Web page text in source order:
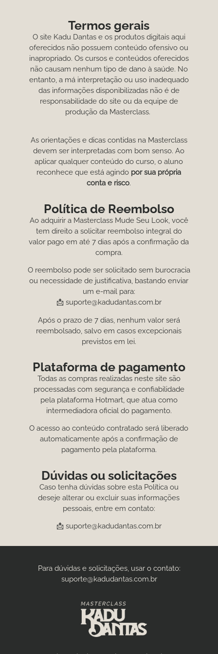
Termos gerais
O site Kadu Dantas e os produtos digitais aqui
oferecidos não possuem conteúdo ofensivo ou
inapropriado. Os cursos e conteúdos oferecidos
não causam nenhum tipo de dano à saúde. No
entanto, a má interpretação ou uso inadequado
das informações disponibilizadas não é de
responsabilidade do site ou da equipe de
produção da Masterclass.
As orientações e dicas contidas na Masterclass
devem ser interpretadas com bom senso. Ao
aplicar qualquer conteúdo do curso, o aluno
reconhece que está agindo por sua própria
conta e risco.
Política de Reembolso
Ao adquirir a Masterclass Mude Seu Look, você
tem direito a solicitar reembolso integral do
valor pago em até 7 dias após a confirmação da
compra.
O reembolso pode ser solicitado sem burocracia
ou necessidade de justificativa, bastando enviar
um e-mail para:
📩 suporte@kadudantas.com.br
Após o prazo de 7 dias, nenhum valor será
reembolsado, salvo em casos excepcionais
previstos em lei.
Plataforma de pagamento
Todas as compras realizadas neste site são
processadas com segurança e confiabilidade
pela plataforma Hotmart, que atua como
intermediadora oficial do pagamento.
O acesso ao conteúdo contratado será liberado
automaticamente após a confirmação de
pagamento pela plataforma.
Dúvidas ou solicitações
Caso tenha dúvidas sobre esta Política ou
deseje alterar ou excluir suas informações
pessoais, entre em contato:
📩 suporte@kadudantas.com.br
Para dúvidas e solicitações, usar o contato:
suporte@kadudantas.com.br